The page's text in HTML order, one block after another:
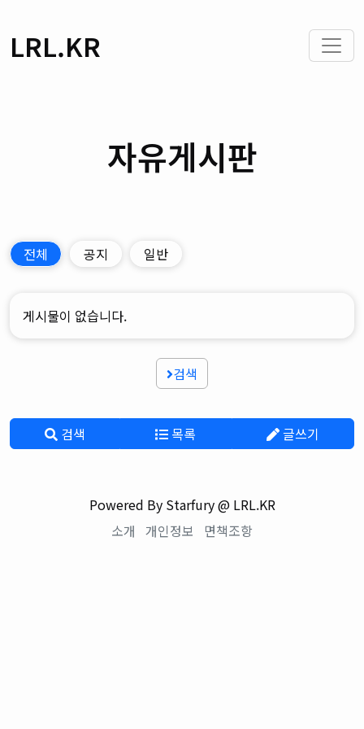
LRL.KR
자유게시판
전체 공지 일반
게시물이 없습니다.
검색
검색 목록 글쓰기
Powered By Starfury @ LRL.KR
소개 개인정보 면책조항